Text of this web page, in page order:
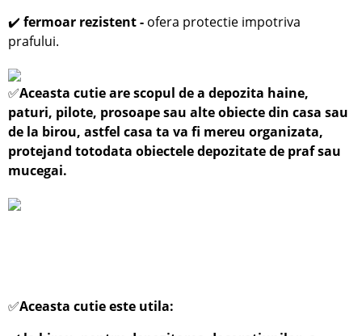
✔️ fermoar rezistent - ofera protectie impotriva
prafului.
✅Aceasta cutie are scopul de a depozita haine,
paturi, pilote, prosoape sau alte obiecte din casa sau
de la birou, astfel casa ta va fi mereu organizata,
protejand totodata obiectele depozitate de praf sau
mucegai.
✅Aceasta cutie este utila: